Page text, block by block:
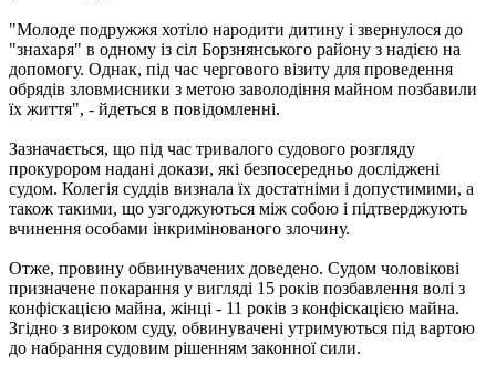
"Молоде подружжя хотіло народити дитину і звернулося до
"знахаря" в одному із сіл Борзнянського району з надією на
допомогу. Однак, під час чергового візиту для проведення
обрядів зловмисники з метою заволодіння майном позбавили
їх життя", - йдеться в повідомленні.
Зазначається, що під час тривалого судового розгляду
прокурором надані докази, які безпосередньо досліджені
судом. Колегія суддів визнала їх достатніми і допустимими, а
також такими, що узгоджуються між собою і підтверджують
вчинення особами інкримінованого злочину.
Отже, провину обвинувачених доведено. Судом чоловікові
призначене покарання у вигляді 15 років позбавлення волі з
конфіскацією майна, жінці - 11 років з конфіскацією майна.
Згідно з вироком суду, обвинувачені утримуються під вартою
до набрання судовим рішенням законної сили.